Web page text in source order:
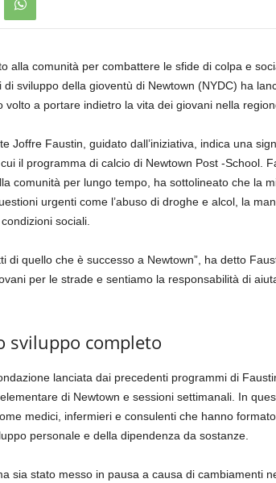
alla comunità per combattere le sfide di colpa e
sviluppo della gioventù di Newtown (NYDC) ha
volto a portare indietro la vita dei giovani nella
Joffre Faustin, guidato dall’iniziativa, indica una
il programma di calcio di Newtown Post -School.
comunità per lungo tempo, ha sottolineato che la
urgenti come l’abuso di droghe e alcol, la
sociali.
di quello che è successo a Newtown”, ha detto
per le strade e sentiamo la responsabilità di
sviluppo completo
lanciata dai precedenti programmi di
di Newtown e sessioni settimanali. In
medici, infermieri e consulenti che hanno
personale e della dipendenza da sostanze.
sia stato messo in pausa a causa di cambiamenti